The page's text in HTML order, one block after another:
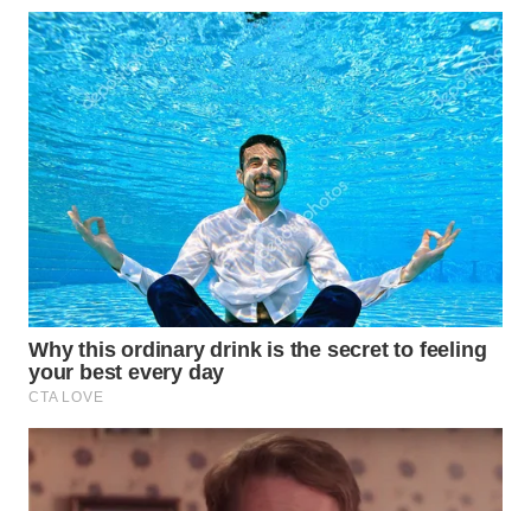
WN
PAKPAK
WN
KARAWANG
WN
BEKASI
WN
BOGOR
WN
WN
TAPANULI